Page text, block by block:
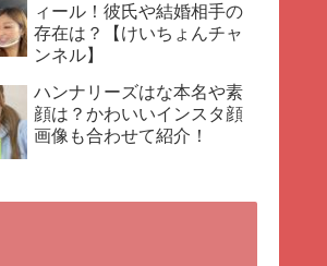
ィール！彼氏や結婚相手の
存在は？【けいちょんチャ
ンネル】
ハンナリーズはな本名や素
顔は？かわいいインスタ顔
画像も合わせて紹介！